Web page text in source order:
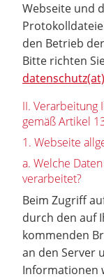
Webseite und
den Betrieb
Bitte richten
II. Verarbeitung
gemäß Artikel
1. Webseite
a. Welche
verarbeitet?
Beim Zugriff
durch den auf
kommenden
an den Server
Informationen